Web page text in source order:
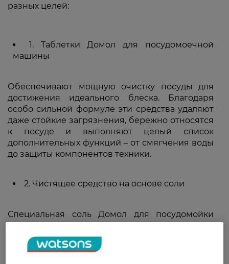
разных целей:
1. Таблетки Домол для посудомоечной
машины
Обеспечивают мощную очистку посуды для
достижения идеального блеска. Благодаря
особо сильной формуле эти средства удаляют
даже стойкие загрязнения, бережно относятся
к посуде и выполняют целый список
дополнительных функций – от смягчения воды
до защиты компонентов техники.
2. Чистящее средство на основе соли
Специальная соль Домол для посудомойки
смягчает воду при каждом цикле полоскания и
таким образом защищает от образования
известкового налета. Ее следует использовать